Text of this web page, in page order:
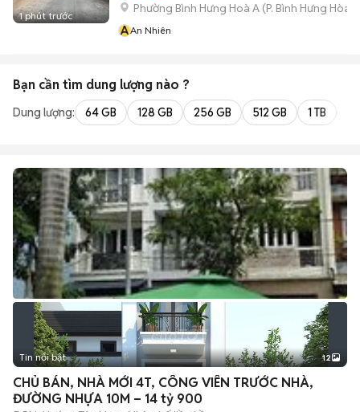
1 phút trước
Phường Bình Hưng Hoà A (P. Bình Hưng Hòa
AAn Nhiên
Bạn cần tìm dung lượng nào ?
Dung lượng: 64 GB 128 GB 256 GB 512 GB 1 TB
+2
Tin nổi bật 12
CHỦ BÁN, NHÀ MỚI 4T, CÔNG VIÊN TRƯỚC NHÀ,
ĐƯỜNG NHỰA 10M – 14 tỷ 900